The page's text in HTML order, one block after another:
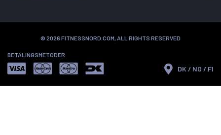
© 2026 FITNESSNORD.COM, ALL RIGHTS RESERVED
BETALINGSMETODER
DK / NO / FI